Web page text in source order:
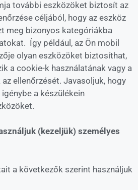
további eszközöket biztosít az
céljából, hogy az eszköz
meg bizonyos kategóriákba
Így például, az Ön mobil
olyan eszközöket biztosíthat,
a cookie-k használatának vagy a
ellenőrzését. Javasoljuk, hogy
a készülékein
(kezeljük) személyes
a következők szerint használjuk